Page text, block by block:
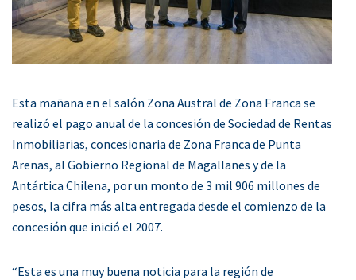
Esta mañana en el salón Zona Austral de Zona Franca se
realizó el pago anual de la concesión de Sociedad de Rentas
Inmobiliarias, concesionaria de Zona Franca de Punta
Arenas, al Gobierno Regional de Magallanes y de la
Antártica Chilena, por un monto de 3 mil 906 millones de
pesos, la cifra más alta entregada desde el comienzo de la
concesión que inició el 2007.
“Esta es una muy buena noticia para la región de